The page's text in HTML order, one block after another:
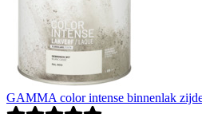
GAMMA color intense binnenlak